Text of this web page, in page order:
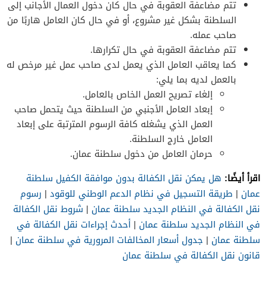
تتم مضاعفة العقوبة في حال كان دخول العمال الأجانب إلى
السلطنة بشكل غير مشروع، أو في حال كان العامل هاربًا من
صاحب عمله.
تتم مضاعفة العقوبة في حال تكرارها.
كما يعاقب العامل الذي يعمل لدى صاحب عمل غير مرخص له
بالعمل لديه بما يلي:
إلغاء تصريح العمل الخاص بالعامل.
إبعاد العامل الأجنبي من السلطنة حيث يتحمل صاحب
العمل الذي يشغله كافة الرسوم المترتبة على إبعاد
العامل خارج السلطنة.
حرمان العامل من دخول سلطنة عمان.
اقرأ أيضًا: هل يمكن نقل الكفالة بدون موافقة الكفيل سلطنة
عمان | طريقة التسجيل في نظام الدعم الوطني للوقود | رسوم
نقل الكفالة في النظام الجديد سلطنة عمان | شروط نقل الكفالة
في النظام الجديد سلطنة عمان | أحدث إجراءات نقل الكفالة في
سلطنة عمان | جدول أسعار المخالفات المرورية في سلطنة عمان |
قانون نقل الكفالة في سلطنة عمان